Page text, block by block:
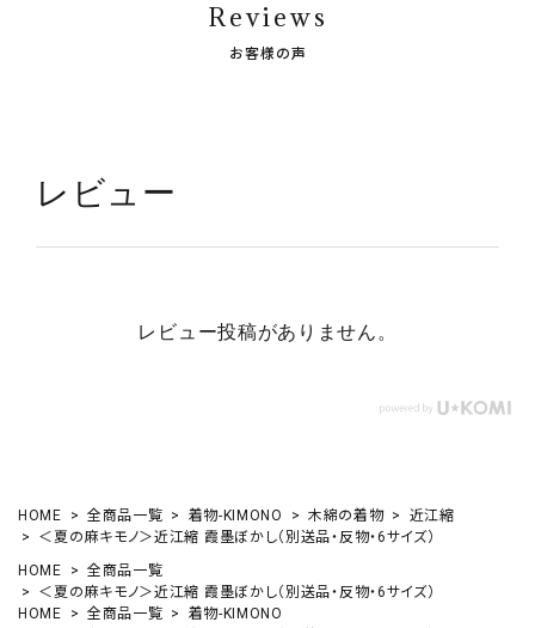
Reviews
お客様の声
レビュー
レビュー投稿がありません。
HOME 全商品一覧 着物-KIMONO 木綿の着物
近江縮
＜夏の麻キモノ＞近江縮 霞墨ぼかし（別送品・反物・6サイズ）
HOME
全商品一覧
＜夏の麻キモノ＞近江縮 霞墨ぼかし（別送品・反物・6サイズ）
HOME
全商品一覧
着物-KIMONO